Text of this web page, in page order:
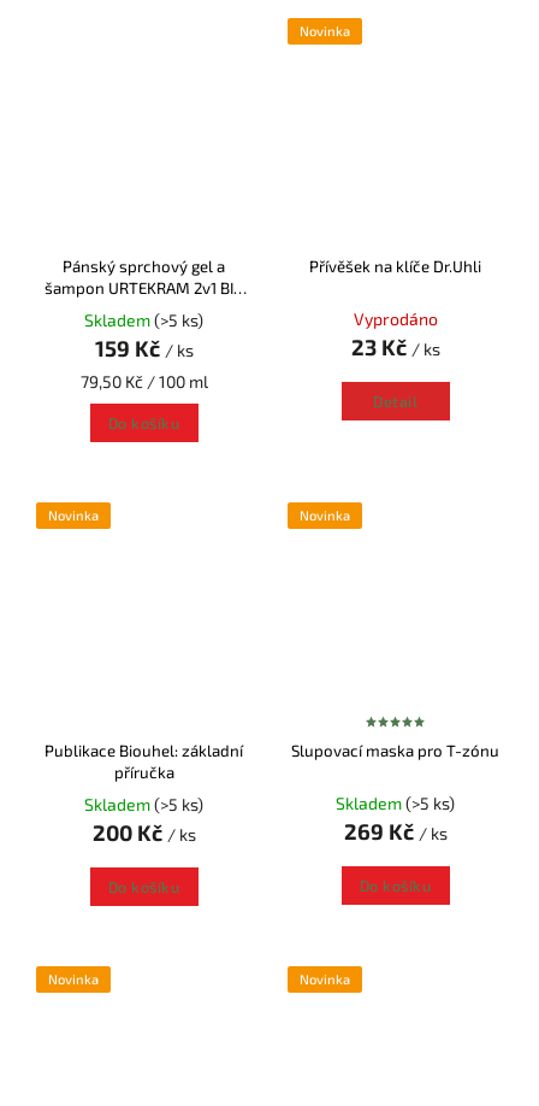
Pánský sprchový gel a
šampon URTEKRAM 2v1 BIO
(200 ml)
Skladem(>5 ks)
159 Kč / ks
79,50 Kč / 100 ml
Do košíku
Novinka
Přívěšek na klíče Dr.Uhli
Vyprodáno
23 Kč / ks
Detail
Novinka
Publikace Biouhel: základní
příručka
Skladem(>5 ks)
200 Kč / ks
Do košíku
Novinka
Slupovací maska pro T-zónu
Skladem(>5 ks)
269 Kč / ks
Do košíku
Novinka Novinka